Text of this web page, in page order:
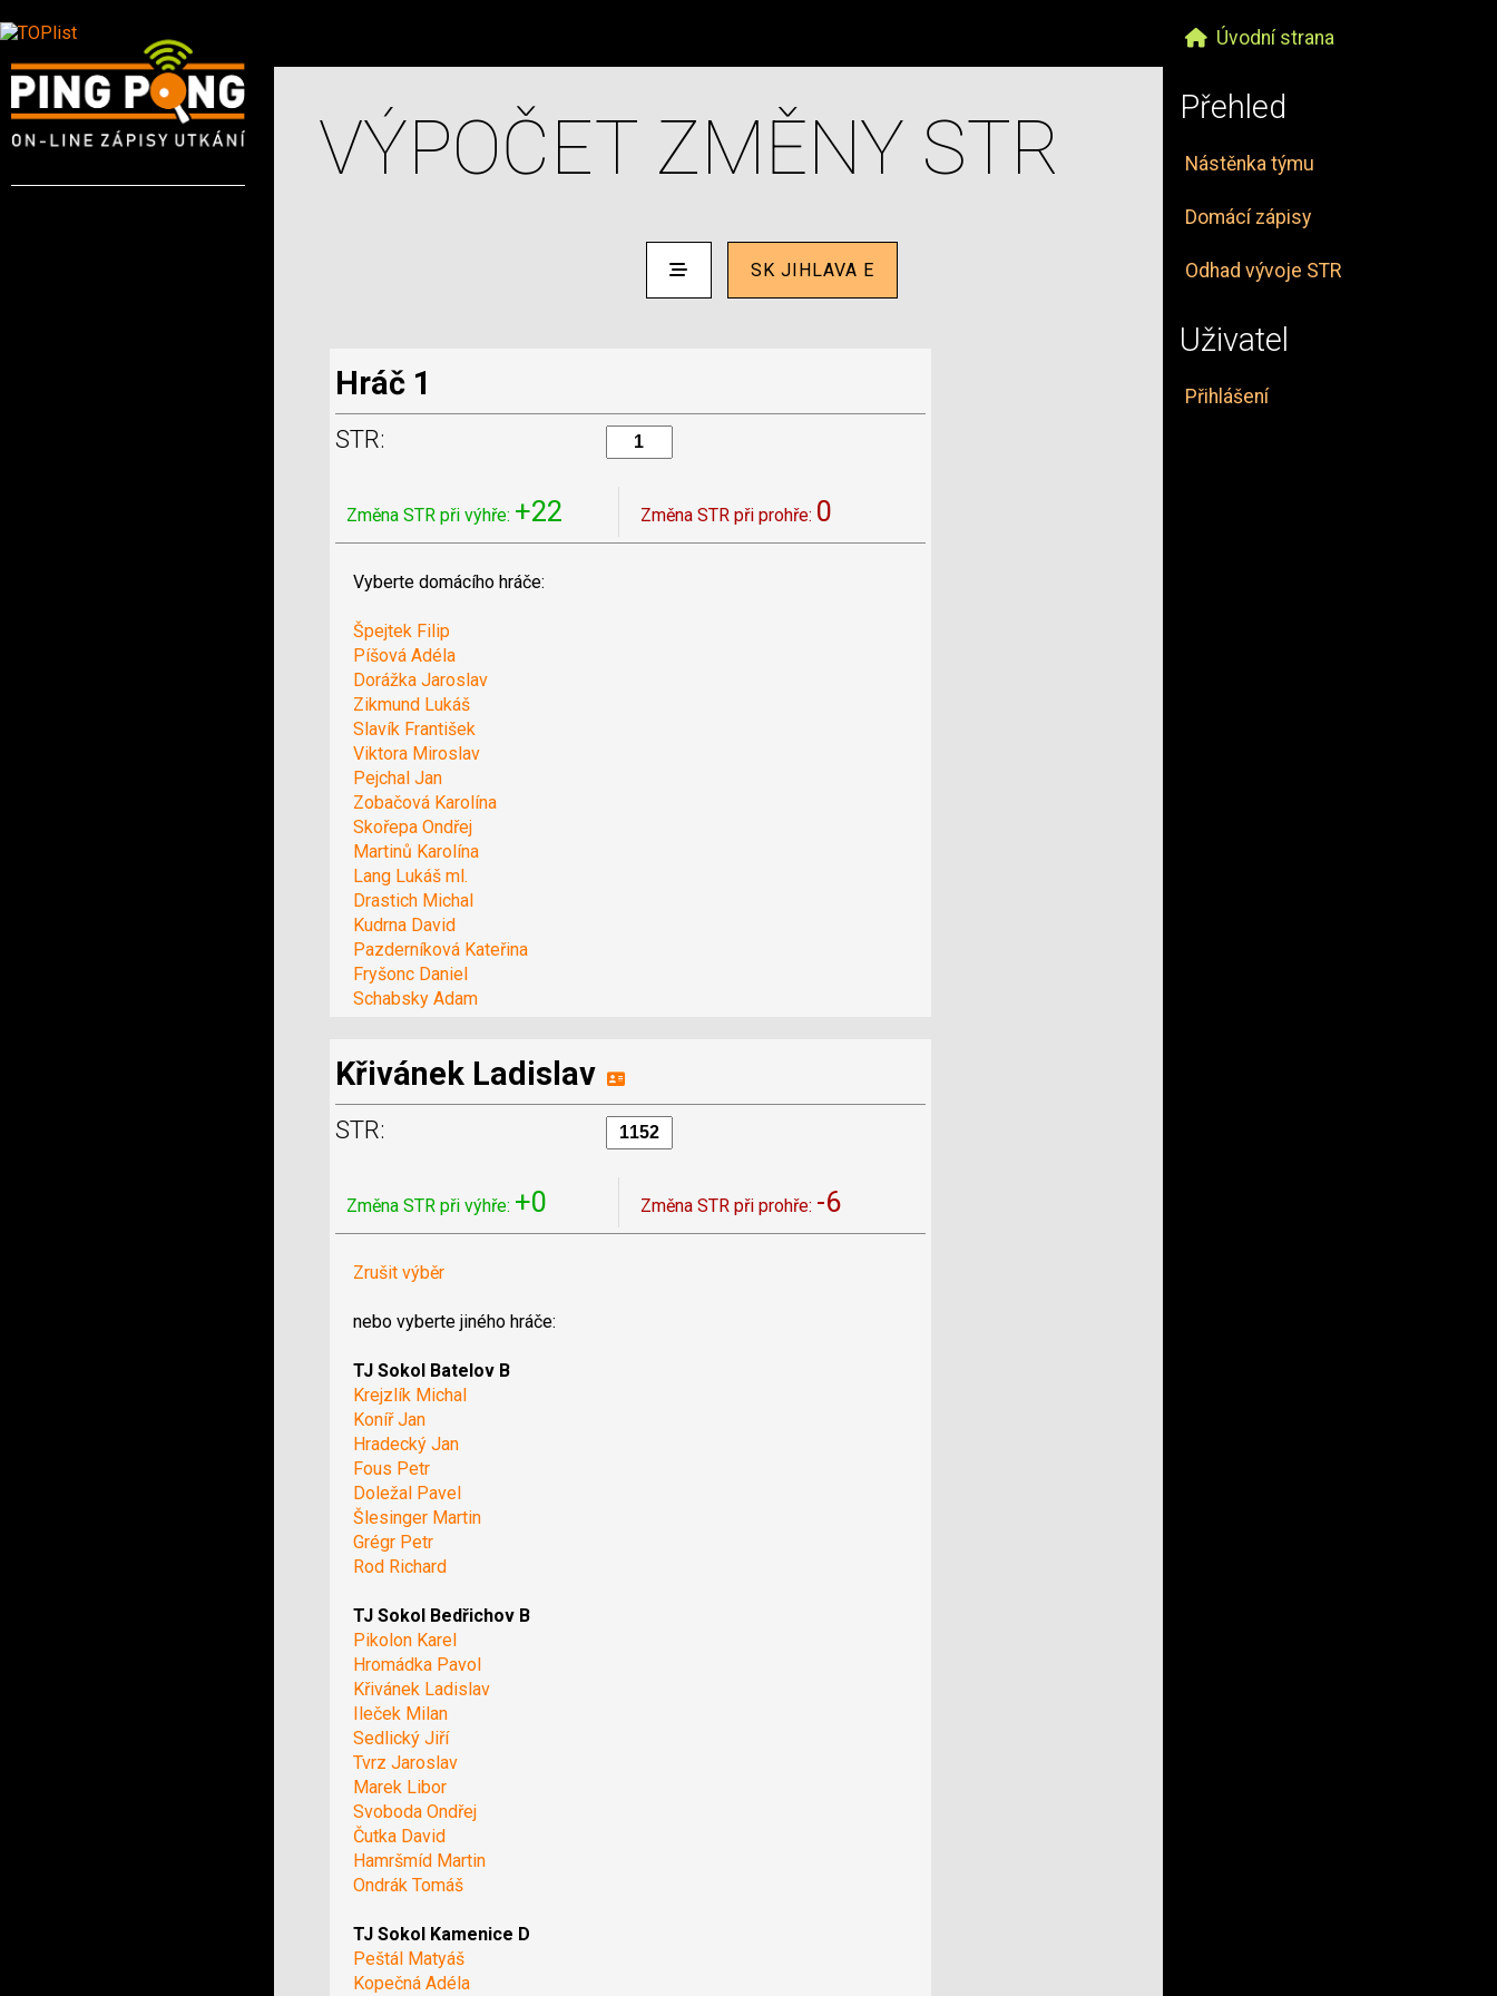
Úvodní strana
Přehled
Nástěnka týmu
Domácí zápisy
Odhad vývoje STR
Uživatel
Přihlášení
VÝPOČET ZMĚNY STR
SK JIHLAVA E
Hráč 1
STR:
Změna STR při výhře: +22 Změna STR při prohře: 0
Vyberte domácího hráče:
Špejtek Filip
Píšová Adéla
Dorážka Jaroslav
Zikmund Lukáš
Slavík František
Viktora Miroslav
Pejchal Jan
Zobačová Karolína
Skořepa Ondřej
Martinů Karolína
Lang Lukáš ml.
Drastich Michal
Kudrna David
Pazderníková Kateřina
Fryšonc Daniel
Schabsky Adam
Křivánek Ladislav
STR:
Změna STR při výhře: +0 Změna STR při prohře: -6
Zrušit výběr
nebo vyberte jiného hráče:
TJ Sokol Batelov B
Krejzlík Michal
Koníř Jan
Hradecký Jan
Fous Petr
Doležal Pavel
Šlesinger Martin
Grégr Petr
Rod Richard
TJ Sokol Bedřichov B
Pikolon Karel
Hromádka Pavol
Křivánek Ladislav
Ileček Milan
Sedlický Jiří
Tvrz Jaroslav
Marek Libor
Svoboda Ondřej
Čutka David
Hamršmíd Martin
Ondrák Tomáš
TJ Sokol Kamenice D
Peštál Matyáš
Kopečná Adéla